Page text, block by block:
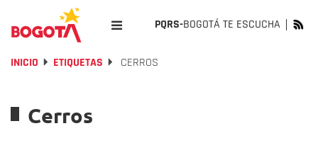
PQRS-BOGOTÁ TE ESCUCHA
INICIO ETIQUETAS CERROS
Cerros